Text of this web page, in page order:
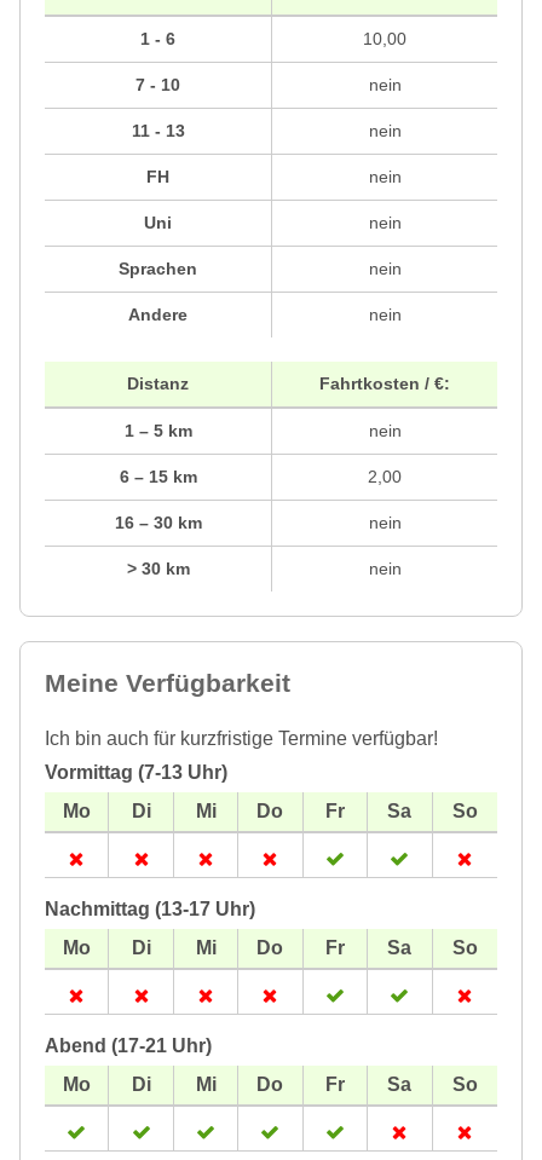
1 - 6
7 - 10
11 - 13
FH
Uni
Sprachen
Andere
10,00
nein
nein
nein
nein
nein
nein
Distanz
1 – 5 km
6 – 15 km
16 – 30 km
> 30 km
Fahrtkosten / €:
nein
2,00
nein
nein
Meine Verfügbarkeit
Ich bin auch für kurzfristige Termine verfügbar!
Vormittag (7-13 Uhr)
Nachmittag (13-17 Uhr)
Abend (17-21 Uhr)